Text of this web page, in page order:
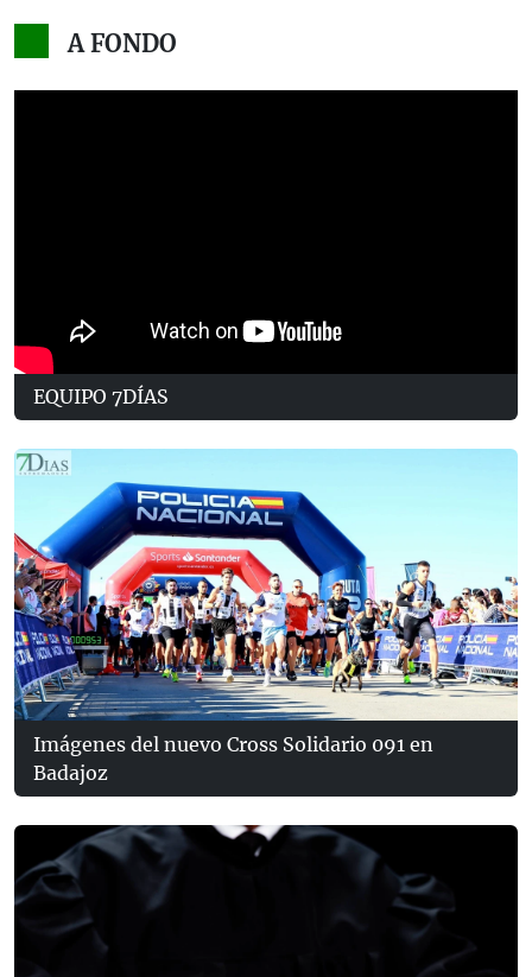
A FONDO
EQUIPO 7DÍAS
Imágenes del nuevo Cross Solidario 091 en
Badajoz